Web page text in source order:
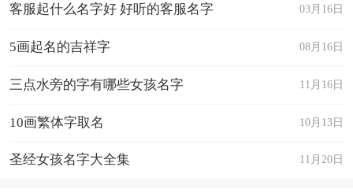
03月16日
客服起什么名字好 好听的客服名字
08月16日
5画起名的吉祥字
11月16日
三点水旁的字有哪些女孩名字
10月13日
10画繁体字取名
11月20日
圣经女孩名字大全集